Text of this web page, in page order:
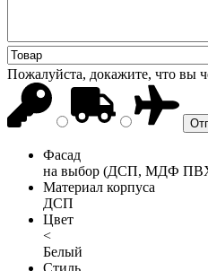
Пожалуйста, докажите, что вы
Фасад
на выбор (ДСП, МДФ
Материал корпуса
ДСП
Цвет
<
Белый
Стиль